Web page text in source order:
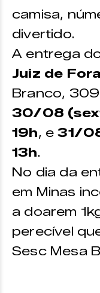
camisa,
divertido.
A entrega
Juiz de Fora
Branco,
30/08
19h, e31/
13h.
No dia da
em Minas
a doarem
perecível
Sesc Mesa